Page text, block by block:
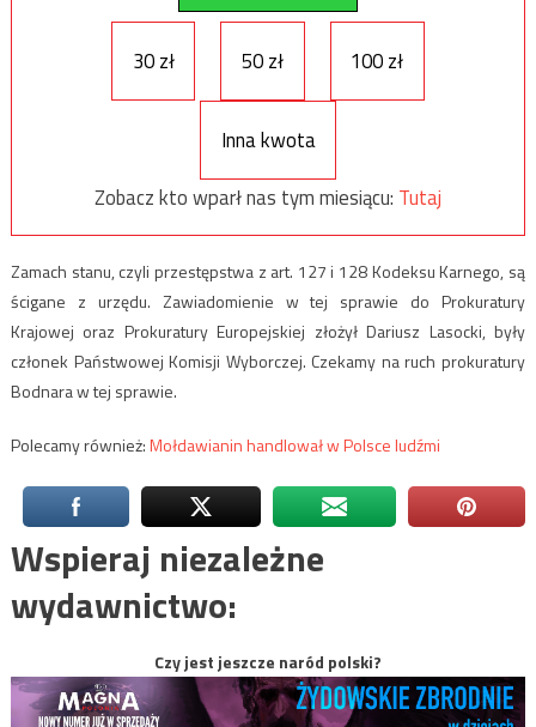
30 zł 50 zł 100 zł
Inna kwota
Zobacz kto wparł nas tym miesiącu: Tutaj
Zamach stanu, czyli przestępstwa z art. 127 i 128 Kodeksu Karnego, są
ścigane z urzędu. Zawiadomienie w tej sprawie do Prokuratury
Krajowej oraz Prokuratury Europejskiej złożył Dariusz Lasocki, były
członek Państwowej Komisji Wyborczej. Czekamy na ruch prokuratury
Bodnara w tej sprawie.
Polecamy również:Mołdawianin handlował w Polsce ludźmi
Wspieraj niezależne
wydawnictwo:
Czy jest jeszcze naród polski?